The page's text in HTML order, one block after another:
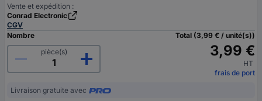
Vente et expédition :
Conrad Electronic
CGV
Nombre
pièce(s)
Total (3,99 € / unité(s))
3,99 €
HT
frais de port
Livraison gratuite avec